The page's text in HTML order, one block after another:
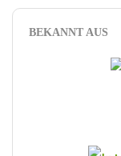
BEKANNT AUS